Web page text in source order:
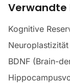
Verwandte
Kognitive
Neuroplastizität
BDNF (Brain-